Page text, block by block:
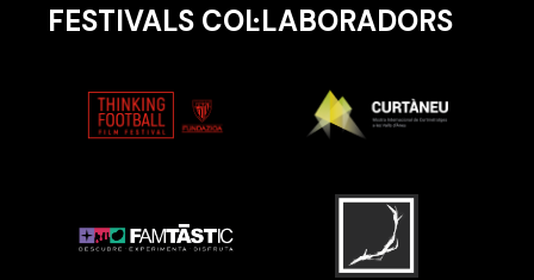
FESTIVALS COL·LABORADORS